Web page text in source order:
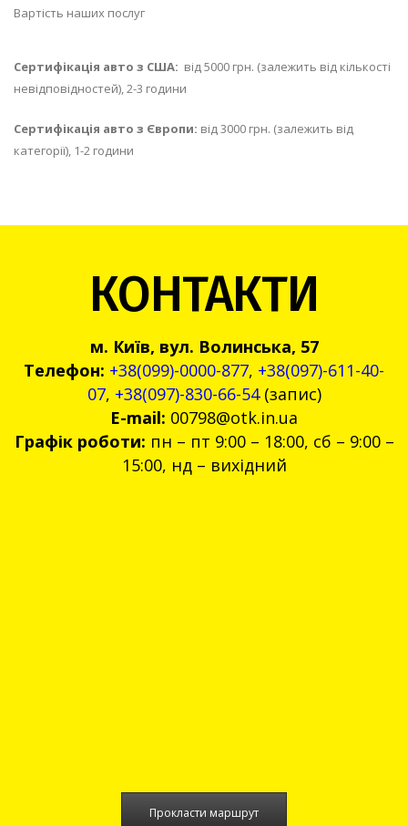
Вартість наших послуг
Сертифікація авто з США: від 5000 грн. (залежить від кількості
невідповідностей), 2-3 години
Сертифікація авто з Європи: від 3000 грн. (залежить від
категорії), 1-2 години
КОНТАКТИ
м. Київ, вул. Волинська, 57
Телефон: +38(099)-0000-877, +38(097)-611-40-
07, +38(097)-830-66-54(запис)
E-mail: 00798@otk.in.ua
Графік роботи: пн – пт 9:00 – 18:00, сб – 9:00 –
15:00, нд – вихідний
Прокласти маршрут